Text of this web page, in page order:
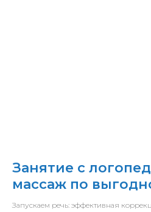
Занятие с
массаж по
Запускаем речь: эффективная